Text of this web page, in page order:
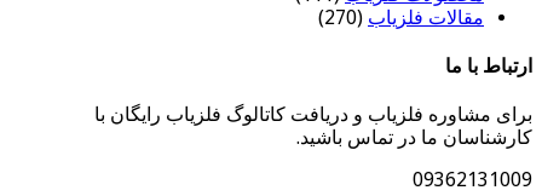
مقالات فلزیاب (270)
ارتباط با ما
برای مشاوره فلزیاب و دریافت کاتالوگ فلزیاب رایگان با
کارشناسان ما در تماس باشید.
09362131009